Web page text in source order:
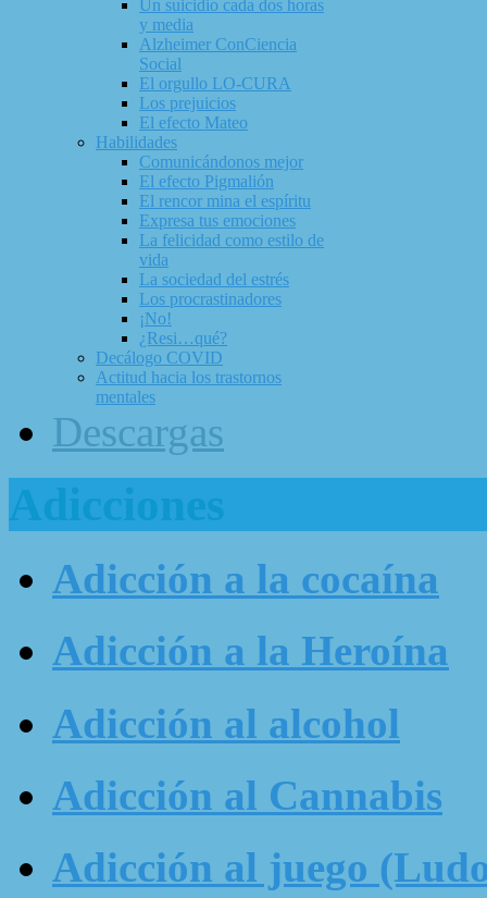
Un suicidio cada dos horas
y media
Alzheimer ConCiencia
Social
El orgullo LO-CURA
Los prejuicios
El efecto Mateo
Habilidades
Comunicándonos mejor
El efecto Pigmalión
El rencor mina el espíritu
Expresa tus emociones
La felicidad como estilo de
vida
La sociedad del estrés
Los procrastinadores
¡No!
¿Resi…qué?
Decálogo COVID
Actitud hacia los trastornos
mentales
Descargas
Adicciones
Adicción a la cocaína
Adicción a la Heroína
Adicción al alcohol
Adicción al Cannabis
Adicción al juego